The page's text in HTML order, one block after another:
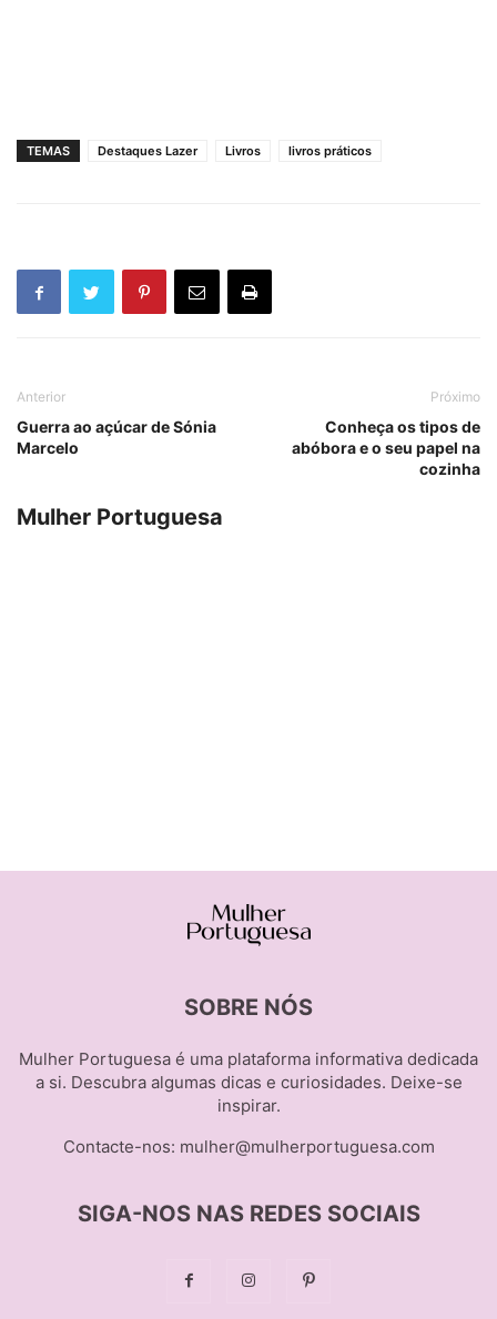
TEMAS Destaques Lazer Livros livros práticos
Anterior
Guerra ao açúcar de Sónia
Marcelo
Próximo
Conheça os tipos de
abóbora e o seu papel na
cozinha
Mulher Portuguesa
SOBRE NÓS
Mulher Portuguesa é uma plataforma informativa dedicada
a si. Descubra algumas dicas e curiosidades. Deixe-se
inspirar.
Contacte-nos: mulher@mulherportuguesa.com
SIGA-NOS NAS REDES SOCIAIS